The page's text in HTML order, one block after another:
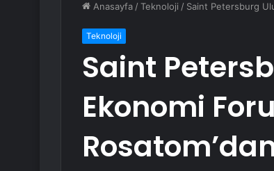
Anasayfa /Teknoloji / Saint Petersburg
Teknoloji
Saint
Ekonomi